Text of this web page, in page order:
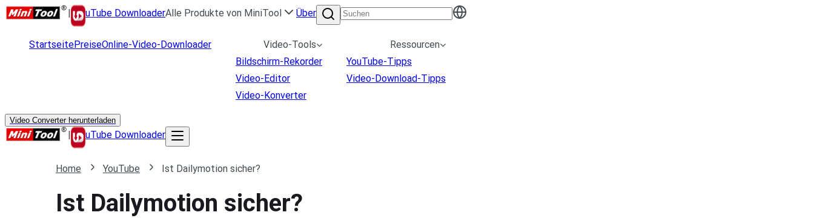
| uTube DownloaderAlle Produkte von MiniTool Über
StartseitePreiseOnline-Video-Downloader
Video-Tools
Bildschirm-Rekorder
Video-Editor
Video-Konverter
Ressourcen
YouTube-Tipps
Video-Download-Tipps
Video Converter herunterladen
| uTube Downloader
Home YouTube Ist Dailymotion sicher?
Ist Dailymotion sicher?